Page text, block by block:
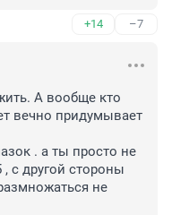
+14 –7
А вообще кто
вечно придумывает
. а ты просто не
с другой стороны
не